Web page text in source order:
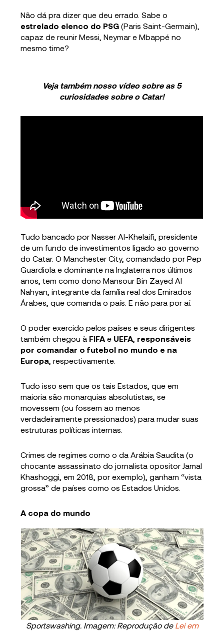
Não dá pra dizer que deu errado. Sabe o
estrelado elenco do PSG (Paris Saint-Germain),
capaz de reunir Messi, Neymar e Mbappé no
mesmo time?
Veja também nosso vídeo sobre as 5
curiosidades sobre o Catar!
Tudo bancado por Nasser Al-Khelaifi, presidente
de um fundo de investimentos ligado ao governo
do Catar. O Manchester City, comandado por Pep
Guardiola e dominante na Inglaterra nos últimos
anos, tem como dono Mansour Bin Zayed Al
Nahyan, integrante da família real dos Emirados
Árabes, que comanda o país. E não para por aí.
O poder exercido pelos países e seus dirigentes
também chegou à FIFAe UEFA responsáveis
por comandar o futebol no mundo e na
Europa , respectivamente.
Tudo isso sem que os tais Estados, que em
maioria são monarquias absolutistas, se
movessem (ou fossem ao menos
verdadeiramente pressionados) para mudar suas
estruturas políticas internas.
Crimes de regimes como o da Arábia Saudita (o
chocante assassinato do jornalista opositor Jamal
Khashoggi, em 2018, por exemplo), ganham “vista
grossa” de países como os Estados Unidos.
A copa do mundo
Sportswashing. Imagem: Reprodução de Lei em